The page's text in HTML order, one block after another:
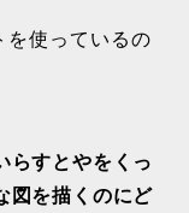
を使っているの
らすとやをくっ
図を描くのにど